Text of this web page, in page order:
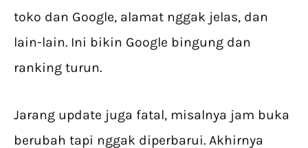
toko dan Google, alamat nggak jelas, dan
lain-lain. Ini bikin Google bingung dan
ranking turun.
Jarang update juga fatal, misalnya jam buka
berubah tapi nggak diperbarui. Akhirnya